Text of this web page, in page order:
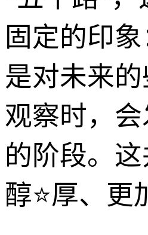
固定的印
是对未来
观察时，
的阶段。
醇⭐厚、